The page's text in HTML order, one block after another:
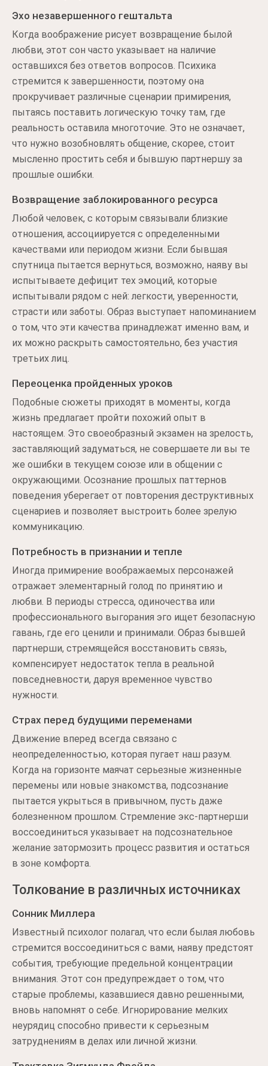
Эхо незавершенного гештальта
Когда воображение рисует возвращение былой
любви, этот сон часто указывает на наличие
оставшихся без ответов вопросов. Психика
стремится к завершенности, поэтому она
прокручивает различные сценарии примирения,
пытаясь поставить логическую точку там, где
реальность оставила многоточие. Это не означает,
что нужно возобновлять общение, скорее, стоит
мысленно простить себя и бывшую партнершу за
прошлые ошибки.
Возвращение заблокированного ресурса
Любой человек, с которым связывали близкие
отношения, ассоциируется с определенными
качествами или периодом жизни. Если бывшая
спутница пытается вернуться, возможно, наяву вы
испытываете дефицит тех эмоций, которые
испытывали рядом с ней: легкости, уверенности,
страсти или заботы. Образ выступает напоминанием
о том, что эти качества принадлежат именно вам, и
их можно раскрыть самостоятельно, без участия
третьих лиц.
Переоценка пройденных уроков
Подобные сюжеты приходят в моменты, когда
жизнь предлагает пройти похожий опыт в
настоящем. Это своеобразный экзамен на зрелость,
заставляющий задуматься, не совершаете ли вы те
же ошибки в текущем союзе или в общении с
окружающими. Осознание прошлых паттернов
поведения уберегает от повторения деструктивных
сценариев и позволяет выстроить более зрелую
коммуникацию.
Потребность в признании и тепле
Иногда примирение воображаемых персонажей
отражает элементарный голод по принятию и
любви. В периоды стресса, одиночества или
профессионального выгорания эго ищет безопасную
гавань, где его ценили и принимали. Образ бывшей
партнерши, стремящейся восстановить связь,
компенсирует недостаток тепла в реальной
повседневности, даруя временное чувство
нужности.
Страх перед будущими переменами
Движение вперед всегда связано с
неопределенностью, которая пугает наш разум.
Когда на горизонте маячат серьезные жизненные
перемены или новые знакомства, подсознание
пытается укрыться в привычном, пусть даже
болезненном прошлом. Стремление экс-партнерши
воссоединиться указывает на подсознательное
желание затормозить процесс развития и остаться
в зоне комфорта.
Толкование в различных источниках
Сонник Миллера
Известный психолог полагал, что если былая любовь
стремится воссоединиться с вами, наяву предстоят
события, требующие предельной концентрации
внимания. Этот сон предупреждает о том, что
старые проблемы, казавшиеся давно решенными,
вновь напомнят о себе. Игнорирование мелких
неурядиц способно привести к серьезным
затруднениям в делах или личной жизни.